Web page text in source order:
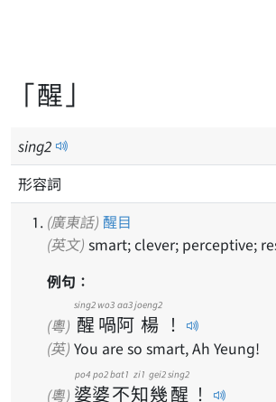
「醒」
sing2
形容詞
(廣東話) 醒目
(英文) smart; clever; perceptive;
例句：
(粵) 醒
sing2
喎
wo3
阿
aa3
楊
joeng2
！
(英) You are so smart, Ah Yeung!
(粵) 婆
po4
婆
po2
不
bat1
知
zi1
幾
gei2
醒
sing2
！